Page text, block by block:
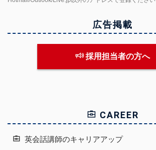
広告掲載
採用担当者の方へ
CAREER
英会話講師のキャリアアップ